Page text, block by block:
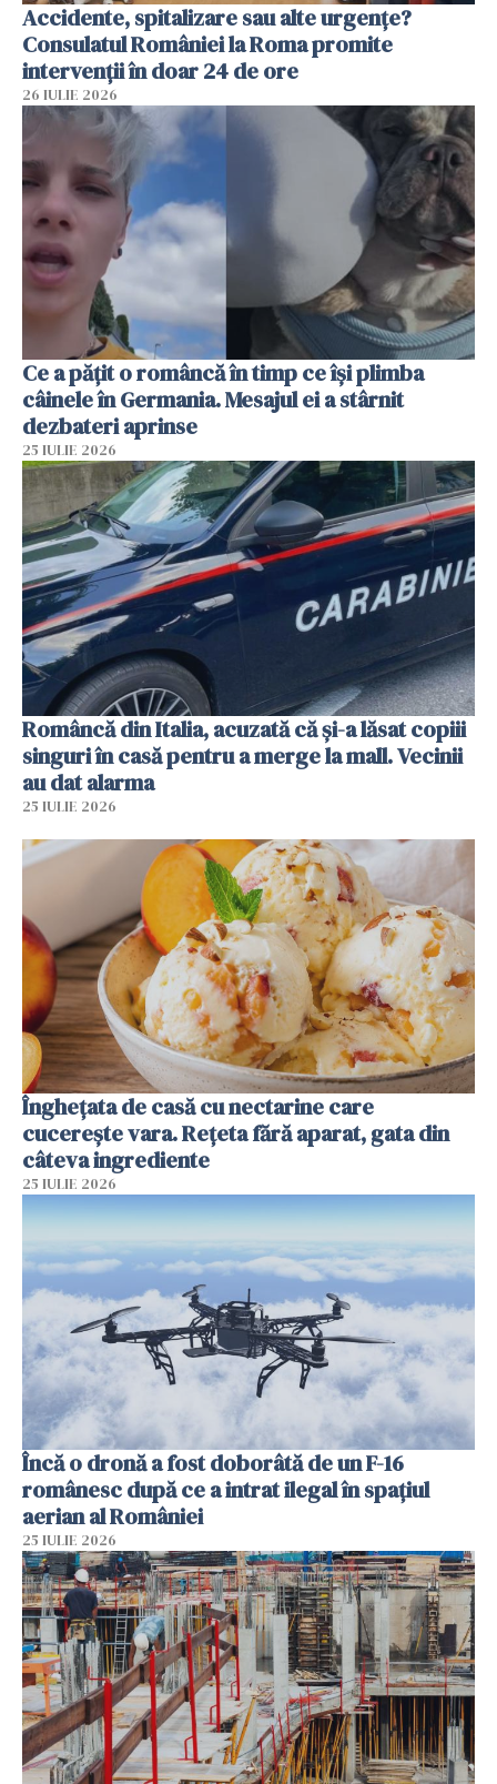
Accidente, spitalizare sau alte urgențe?
Consulatul României la Roma promite
intervenții în doar 24 de ore
26 IULIE 2026
Ce a pățit o româncă în timp ce își plimba
câinele în Germania. Mesajul ei a stârnit
dezbateri aprinse
25 IULIE 2026
Româncă din Italia, acuzată că și-a lăsat copiii
singuri în casă pentru a merge la mall. Vecinii
au dat alarma
25 IULIE 2026
Înghețata de casă cu nectarine care
cucerește vara. Rețeta fără aparat, gata din
câteva ingrediente
25 IULIE 2026
Încă o dronă a fost doborâtă de un F-16
românesc după ce a intrat ilegal în spațiul
aerian al României
25 IULIE 2026